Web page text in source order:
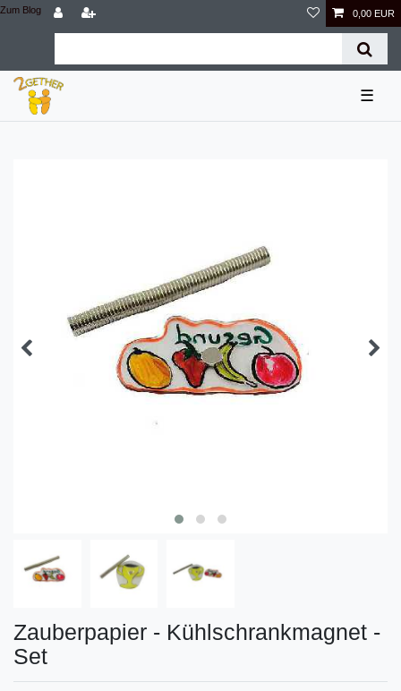
Zum Blog 0,00 EUR
☰
Zauberpapier - Kühlschrankmagnet -
Set